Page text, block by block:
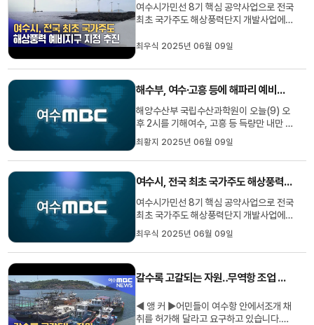
여수시가민선 8기 핵심 공약사업으로 전국
최초 국가주도 해상풍력단지 개발사업에박
사회·수산업계 대타협을 통한 해상풍력 에
상지 개발과 이익공유 방안 등을 공유한데
이어,내년 3월 시행되는 특별법에 맞춰 전
국 최초 국가주도 해상풍...
최우식 2025년 06월 09일
해수부, 여수·고흥 등에 해파리 예비주의보 발표
해양수산부 국립수산과학원이 오늘(9) 오
후 2시를 기해여수, 고흥 등 득량만 내만 일
대에해파리 예비주의보를 내렸습니다.수과
원에 따르면 최근 득량만, 가막만 주변 해
역에서보름달물해파리가 1헥타르당 평균
에 따라 해양수산부는해파리 대량발생 위
기경보를관심에서 주의 단계로 ...
최황지 2025년 06월 09일
여수시, 전국 최초 국가주도 해상풍력 예비지구 지정 추진
여수시가민선 8기 핵심 공약사업으로 전국
최초 국가주도 해상풍력단지 개발사업에박
차를 가하고 있습니다.여수시는 최근, 지역
사회·수산업계 대타협을 통한 해상풍력 에
너지 개발을 위해 어업인, 지역 주민들과대
이어,내년 3월 시행되는 특별법에 맞춰 전
최우식 2025년 06월 09일
갈수록 고갈되는 자원‥무역항 조업 가능할까?
◀ 앵 커 ▶어민들이 여수항 안에서조개 채
취를 허가해 달라고 요구하고 있습니다.고